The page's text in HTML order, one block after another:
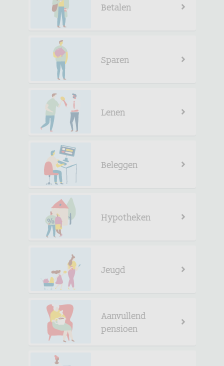
Betalen
Sparen
Lenen
Beleggen
Hypotheken
Jeugd
Aanvullend
pensioen